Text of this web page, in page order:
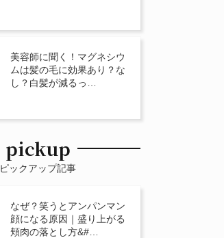
美容師に聞く！マグネシウ
ムは髪の毛に効果あり？な
し？白髪が減るっ…
pickup
ピックアップ記事
なぜ？笑うとアンパンマン
顔になる原因｜盛り上がる
頬肉の落とし方&#…